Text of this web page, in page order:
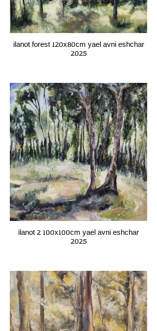
ilanot forest 120x80cm yael avni eshchar
2025
ilanot 2 100x100cm yael avni eshchar
2025